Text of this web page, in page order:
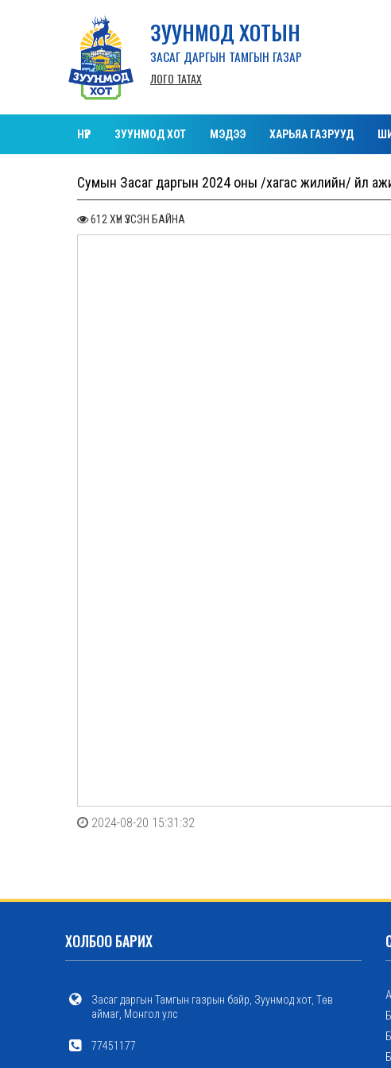
ЗУУНМОД ХОТЫН
ЗАСАГ ДАРГЫН ТАМГЫН ГАЗАР
ЛОГО ТАТАХ
НҮҮР ЗУУНМОД ХОТ МЭДЭЭ ХАРЬЯА ГАЗРУУД
Сумын Засаг даргын 2024 оны /хагас жилийн/ үйл
612 ХҮН ҮЗСЭН БАЙНА
2024-08-20 15:31:32
ХОЛБОО БАРИХ
Засаг даргын Тамгын газрын байр, Зуунмод хот, Төв
аймаг, Монгол улс
77451177